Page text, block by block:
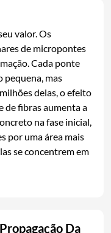
valor. Os
de micropontes
Cada ponte
pequena, mas
delas, o efeito
de fibras aumenta a
na fase inicial,
por uma área mais
se concentrem em
Da